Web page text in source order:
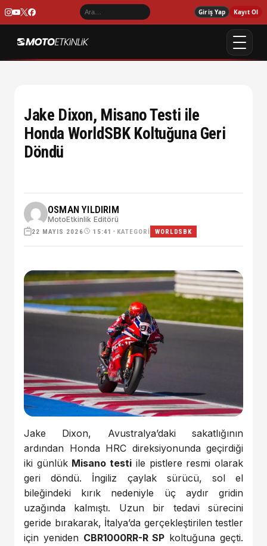
Giriş Yap Kayıt Ol
Jake Dixon, Misano Testi ile
Honda WorldSBK Koltuğuna Geri
Döndü
OSMAN YILDIRIM
MotoEtkinlik Editörü
22 MAYIS 2026 15:41 • KATEGORI WORLDSBK
Jake Dixon, Avustralya’daki sakatlığının
ardından Honda HRC direksiyonunda geçirdiği
iki günlük Misano testi ile pistlere resmi olarak
geri döndü. İngiliz çaylak sürücü, sol el
bileğindeki kırık nedeniyle üç aydır gridin
uzağında kalmıştı. Uzun bir tedavi sürecini
geride bırakarak, İtalya’da gerçekleştirilen testler
için yeniden CBR1000RR-R SP koltuğuna geçti.